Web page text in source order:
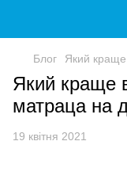
Блог Який
Який краще
матраца на
19 квітня 2021